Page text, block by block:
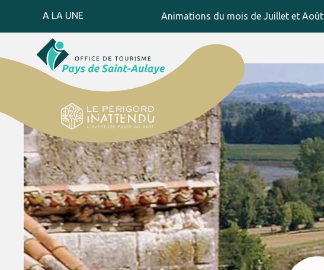
A LA UNE Animations du mois de Juillet et Août